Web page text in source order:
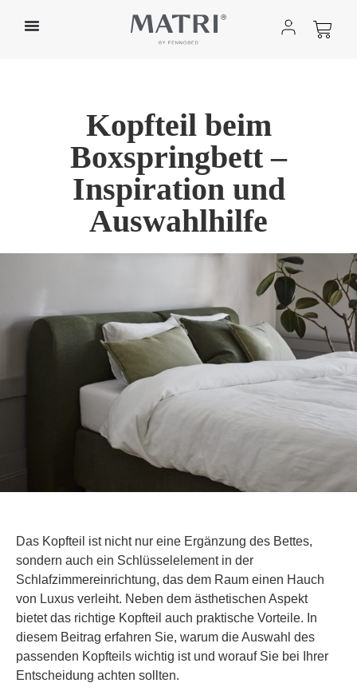
Kopfteil beim
Boxspringbett –
Inspiration und
Auswahlhilfe
Das Kopfteil ist nicht nur eine Ergänzung des Bettes,
sondern auch ein Schlüsselelement in der
Schlafzimmereinrichtung, das dem Raum einen Hauch
von Luxus verleiht. Neben dem ästhetischen Aspekt
bietet das richtige Kopfteil auch praktische Vorteile. In
diesem Beitrag erfahren Sie, warum die Auswahl des
passenden Kopfteils wichtig ist und worauf Sie bei Ihrer
Entscheidung achten sollten.